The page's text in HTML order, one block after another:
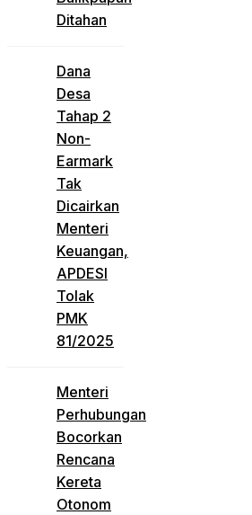
Ditahan
Dana
Desa
Tahap 2
Non-
Earmark
Tak
Dicairkan
Menteri
Keuangan,
APDESI
Tolak
PMK
81/2025
Menteri
Perhubungan
Bocorkan
Rencana
Kereta
Otonom